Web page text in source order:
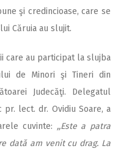
şi credincioase, care se
Căruia au slujit.
care au participat la slujba
de Minori şi Tineri din
Judecăţi. Delegatul
pr. lect. dr. Ovidiu Soare, a
cuvinte: ,,Este a patra
dată am venit cu drag. La